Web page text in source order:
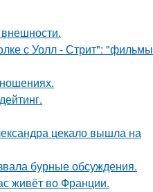
с Уолл - Стрит": "фильмы
цекало вышла на
бурные обсуждения.
живёт во Франции.